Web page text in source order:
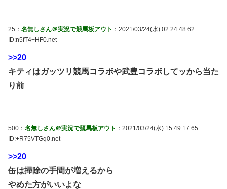
25： 名無しさん＠実況で競馬板アウト ：2021/03/24(水) 02:24:48.62
ID:n5fT4+HF0.net
>>20
キティはガッツリ競馬コラボや武豊コラボしてッから当た
り前
500： 名無しさん＠実況で競馬板アウト ：2021/03/24(水) 15:49:17.65
ID:+R75VTGq0.net
>>20
缶は掃除の手間が増えるから
やめた方がいいよな